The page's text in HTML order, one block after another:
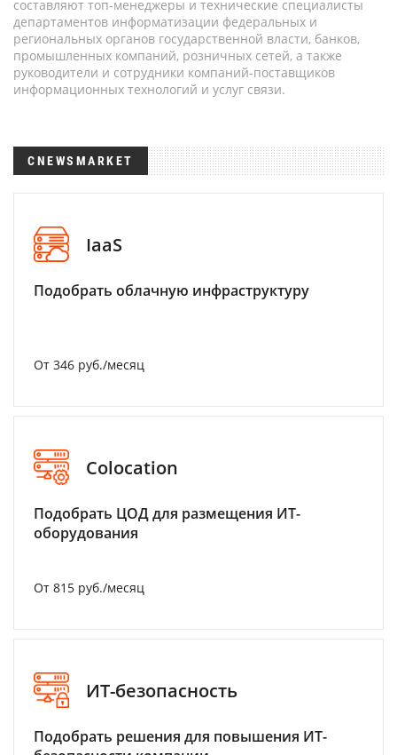
составляют топ-менеджеры и технические специалисты
департаментов информатизации федеральных и
региональных органов государственной власти, банков,
промышленных компаний, розничных сетей, а также
руководители и сотрудники компаний-поставщиков
информационных технологий и услуг связи.
CNEWSMARKET
IaaS
Подобрать облачную инфраструктуру
От 346 руб./месяц
Colocation
Подобрать ЦОД для размещения ИТ-
оборудования
От 815 руб./месяц
ИТ-безопасность
Подобрать решения для повышения ИТ-